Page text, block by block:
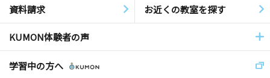
資料請求 お近くの教室を探す
KUMON体験者の声
学習中の方へ